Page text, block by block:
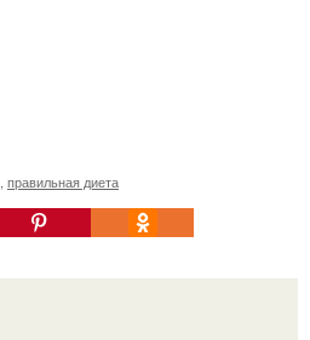
правильная диета